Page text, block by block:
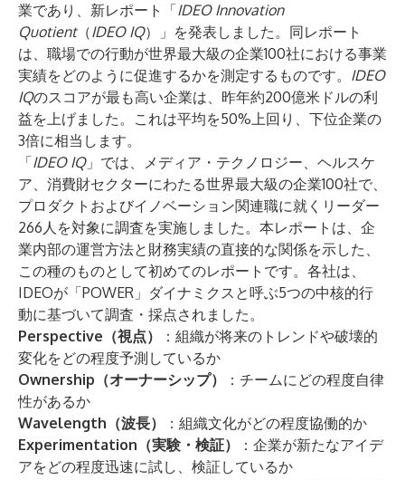
業であり、新レポート「IDEO Innovation
Quotient（IDEO IQ）」を発表しました。同レポート
は、職場での行動が世界最大級の企業100社における事業
実績をどのように促進するかを測定するものです。 IDEO
IQのスコアが最も高い企業は、昨年約200億米ドルの利
益を上げました。これは平均を50%上回り、下位企業の
3倍に相当します。
「IDEO IQ」では、メディア・テクノロジー、ヘルスケ
ア、消費財セクターにわたる世界最大級の企業100社で、
プロダクトおよびイノベーション関連職に就くリーダー
266人を対象に調査を実施しました。本レポートは、企
業内部の運営方法と財務実績の直接的な関係を示した、
この種のものとして初めてのレポートです。各社は、
IDEOが「POWER」ダイナミクスと呼ぶ5つの中核的行
動に基づいて調査・採点されました。
Perspective（視点）
：組織が将来のトレンドや破壊的
変化をどの程度予測しているか
Ownership（オーナーシップ）
：チームにどの程度自律
性があるか
Wavelength（波長）
：組織文化がどの程度協働的か
Experimentation（実験・検証）
：企業が新たなアイデ
アをどの程度迅速に試し、検証しているか